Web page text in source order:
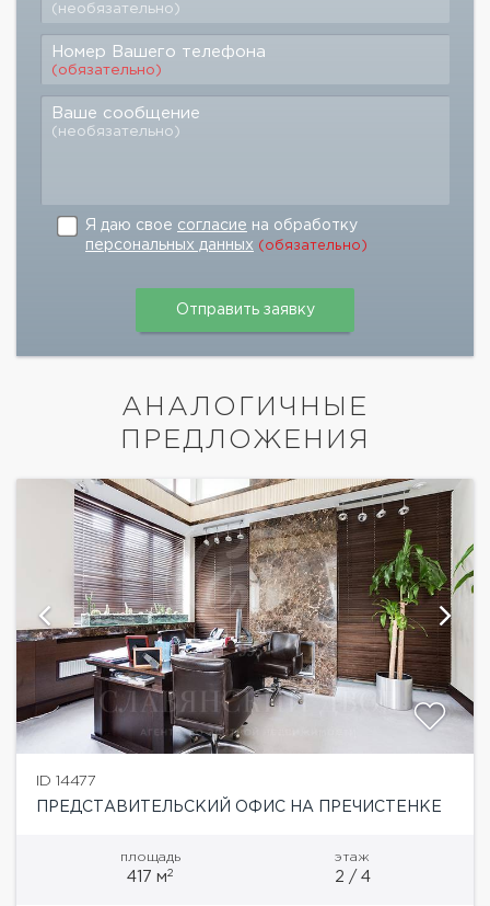
(необязательно)
Номер Вашего телефона
(обязательно)
Ваше сообщение
(необязательно)
Я даю свое согласие на обработку
персональных данных (обязательно)
АНАЛОГИЧНЫЕ
ПРЕДЛОЖЕНИЯ
ID 14477
ПРЕДСТАВИТЕЛЬСКИЙ ОФИС НА ПРЕЧИСТЕНКЕ
площадь
417 м2
этаж
2 / 4